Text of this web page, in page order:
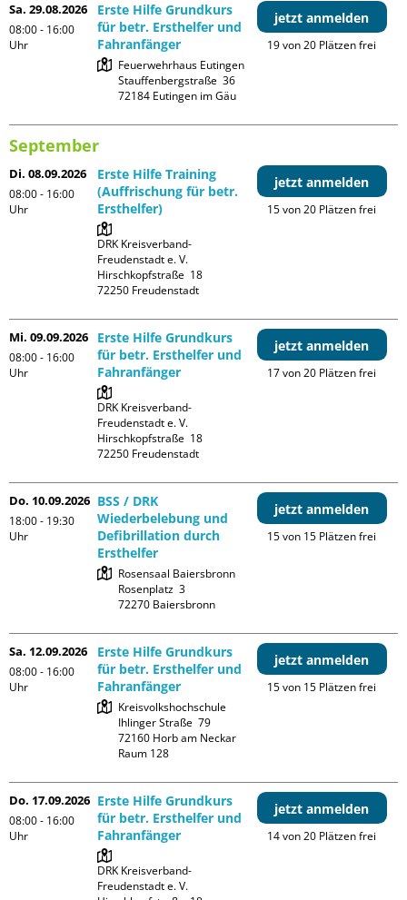
Sa. 29.08.2026
08:00 - 16:00
Uhr
Erste Hilfe Grundkurs
für betr. Ersthelfer und
Fahranfänger
Feuerwehrhaus Eutingen
Stauffenbergstraße  36
jetzt anmelden
19 von 20 Plätzen frei
September
Di. 08.09.2026
08:00 - 16:00
Uhr
Erste Hilfe Training
(Auffrischung für betr.
Ersthelfer)
DRK Kreisverband-
Freudenstadt e. V.
Hirschkopfstraße  18
jetzt anmelden
15 von 20 Plätzen frei
Mi. 09.09.2026
08:00 - 16:00
Uhr
Erste Hilfe Grundkurs
für betr. Ersthelfer und
Fahranfänger
DRK Kreisverband-
Freudenstadt e. V.
Hirschkopfstraße  18
jetzt anmelden
17 von 20 Plätzen frei
Do. 10.09.2026
18:00 - 19:30
Uhr
BSS / DRK
Wiederbelebung und
Defibrillation durch
Ersthelfer
Rosensaal Baiersbronn
Rosenplatz  3
jetzt anmelden
15 von 15 Plätzen frei
Sa. 12.09.2026
08:00 - 16:00
Uhr
Erste Hilfe Grundkurs
für betr. Ersthelfer und
Fahranfänger
Kreisvolkshochschule
Ihlinger Straße  79
72160 Horb am Neckar
Raum 128
jetzt anmelden
15 von 15 Plätzen frei
Do. 17.09.2026
08:00 - 16:00
Uhr
Erste Hilfe Grundkurs
für betr. Ersthelfer und
Fahranfänger
DRK Kreisverband-
Freudenstadt e. V.
jetzt anmelden
14 von 20 Plätzen frei